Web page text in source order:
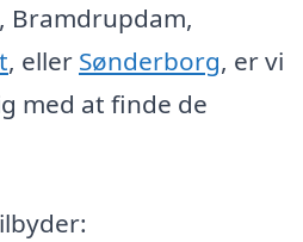
, Bramdrupdam,
, eller Sønderborg, er vi
med at finde de